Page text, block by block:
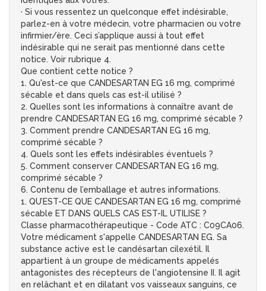
· Si vous ressentez un quelconque effet indésirable,
parlez-en à votre médecin, votre pharmacien ou votre
infirmier/ère. Ceci s’applique aussi à tout effet
indésirable qui ne serait pas mentionné dans cette
notice. Voir rubrique 4.
Que contient cette notice ?
1. Qu'est-ce que CANDESARTAN EG 16 mg, comprimé
sécable et dans quels cas est-il utilisé ?
2. Quelles sont les informations à connaître avant de
prendre CANDESARTAN EG 16 mg, comprimé sécable ?
3. Comment prendre CANDESARTAN EG 16 mg,
comprimé sécable ?
4. Quels sont les effets indésirables éventuels ?
5. Comment conserver CANDESARTAN EG 16 mg,
comprimé sécable ?
6. Contenu de l’emballage et autres informations.
1. QU’EST-CE QUE CANDESARTAN EG 16 mg, comprimé
sécable ET DANS QUELS CAS EST-IL UTILISE ?
Classe pharmacothérapeutique - Code ATC : C09CA06.
Votre médicament s'appelle CANDESARTAN EG. Sa
substance active est le candésartan cilexétil. Il
appartient à un groupe de médicaments appelés
antagonistes des récepteurs de l'angiotensine II. Il agit
en relâchant et en dilatant vos vaisseaux sanguins, ce